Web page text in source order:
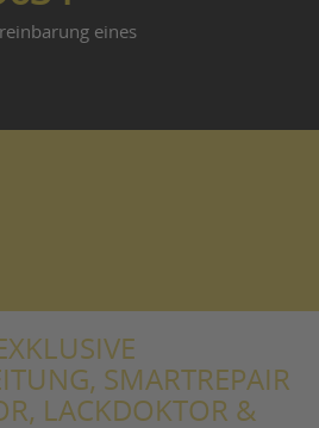
eines
SMARTREPAIR
LACKDOKTOR &